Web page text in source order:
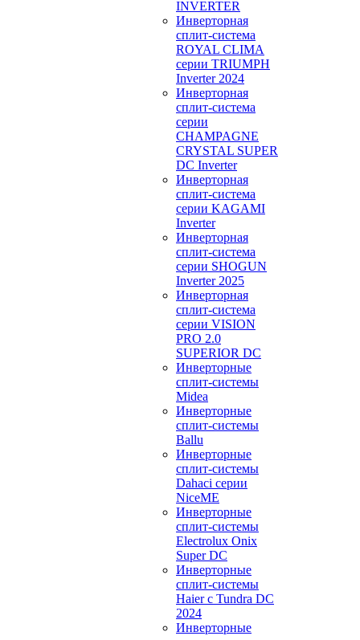
INVERTER
Инверторная
сплит-система
ROYAL CLIMA
серии TRIUMPH
Inverter 2024
Инверторная
сплит-система
серии
CHAMPAGNE
CRYSTAL SUPER
DC Inverter
Инверторная
сплит-система
серии KAGAMI
Inverter
Инверторная
сплит-система
серии SHOGUN
Inverter 2025
Инверторная
сплит-система
серии VISION
PRO 2.0
SUPERIOR DC
Инверторные
сплит-системы
Midea
Инверторные
сплит-системы
Ballu
Инверторные
сплит-системы
Dahaci серии
NiceME
Инверторные
сплит-системы
Electrolux Onix
Super DC
Инверторные
сплит-системы
Haier c Tundra DC
2024
Инверторные